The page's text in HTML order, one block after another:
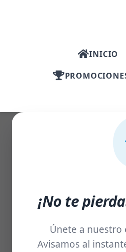
INICIO
¡No te
Únete a nuestro
Avisamos al